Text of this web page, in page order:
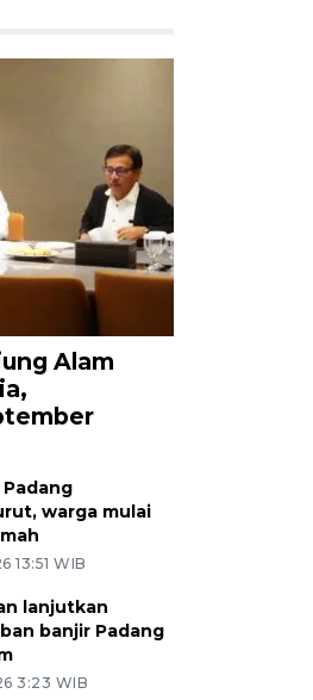
Alam
Padang
warga mulai
13:51 WIB
lanjutkan
banjir Padang
3:23 WIB